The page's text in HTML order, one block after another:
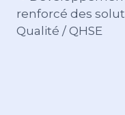
renforcé des
Qualité / QHSE